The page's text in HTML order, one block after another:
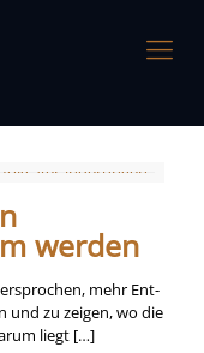
werden
mehr Ent-
und zu zeigen, wo die
liegt[…]